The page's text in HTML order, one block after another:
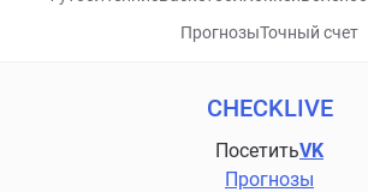
ПрогнозыТочный счет
CHECKLIVE
ПосетитьVK
Прогнозы